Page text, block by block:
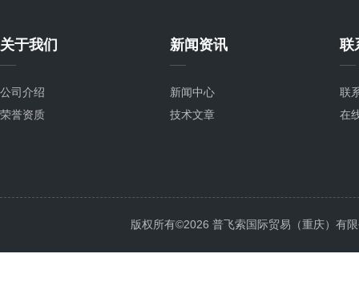
关于我们
公司介绍
荣誉资质
新闻资讯
新闻中心
技术文章
联
联
在
版权所有©2026 普飞索国际贸易（重庆）有